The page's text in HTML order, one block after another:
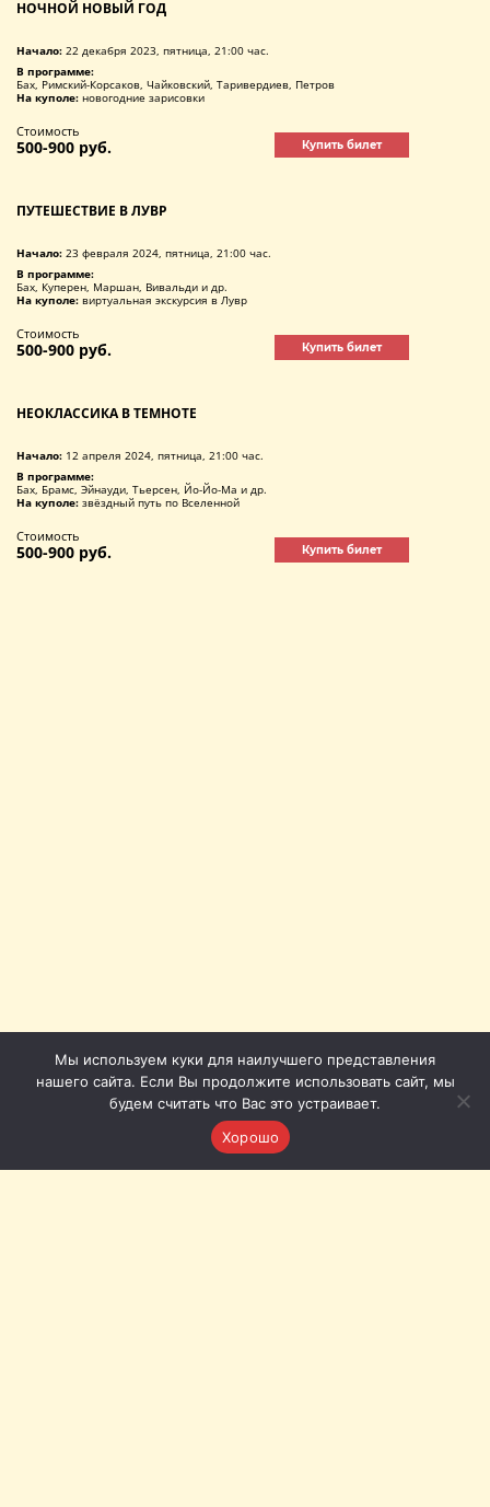
НОЧНОЙ НОВЫЙ ГОД
Начало: 22 декабря 2023, пятница, 21:00 час.
В программе:
Бах, Римский-Корсаков, Чайковский, Таривердиев, Петров
На куполе: новогодние зарисовки
Стоимость
500-900 руб. Купить билет
ПУТЕШЕСТВИЕ В ЛУВР
Начало: 23 февраля 2024, пятница, 21:00 час.
В программе:
Бах, Куперен, Маршан, Вивальди и др.
На куполе: виртуальная экскурсия в Лувр
Стоимость
500-900 руб. Купить билет
НЕОКЛАССИКА В ТЕМНОТЕ
Начало: 12 апреля 2024, пятница, 21:00 час.
В программе:
Бах, Брамс, Эйнауди, Тьерсен, Йо-Йо-Ма и др.
На куполе: звёздный путь по Вселенной
Стоимость
500-900 руб. Купить билет
Мы используем куки для наилучшего представления
нашего сайта. Если Вы продолжите использовать сайт, мы
будем считать что Вас это устраивает.
Хорошо